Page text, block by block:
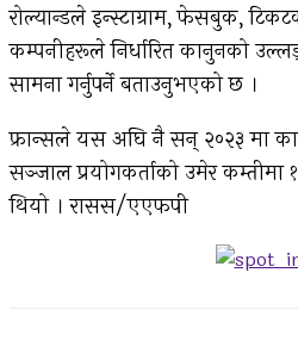
रोल्यान्डले इन्स्टाग्राम, फेसबुक,
कम्पनीहरूले निर्धारित कानुनको
सामना गर्नुपर्ने बताउनुभएको छ ।
फ्रान्सले यस अघि नै सन् २०२३ मा
सञ्जाल प्रयोगकर्ताको उमेर कम्तीमा
थियो । रासस/एएफपी